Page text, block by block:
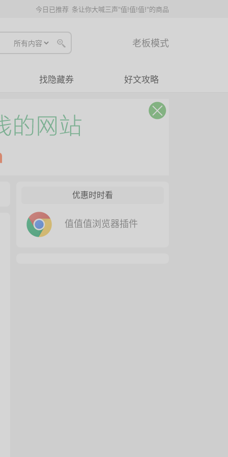
今日已推荐 条让你大喊三声"值!值!值!"的商品
老板模式
找隐藏券 好文攻略
优惠时时看
值值值浏览器插件